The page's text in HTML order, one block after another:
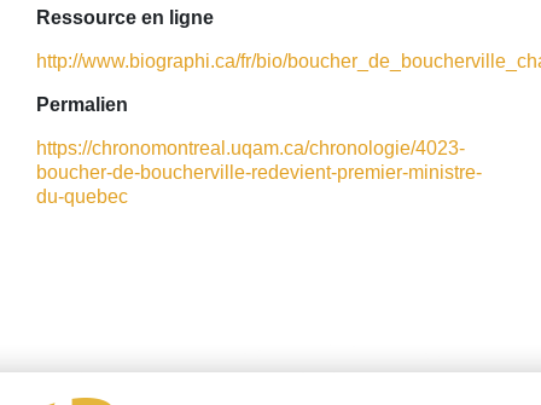
Ressource en ligne
http://www.biographi.ca/fr/bio/
Permalien
https://chronomontreal.uqam.ca/chronologie/4023-
boucher-de-boucherville-redevient-premier-ministre-
du-quebec